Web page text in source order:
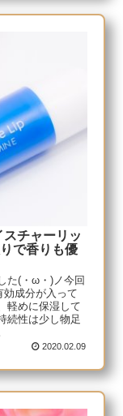
チャーリッ
で香りも優
た(・ω・)ノ今回
効成分が入って
軽めに保湿して
続性は少し物足
2020.02.09